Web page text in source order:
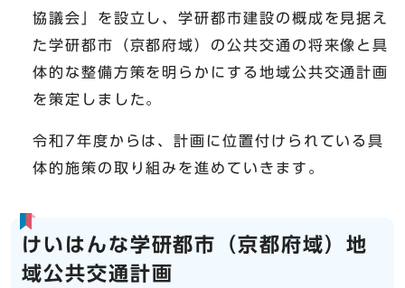
協議会」を設立し、学研都市建設の概成を見据え
た学研都市（京都府域）の公共交通の将来像と具
体的な整備方策を明らかにする地域公共交通計画
を策定しました。
令和7年度からは、計画に位置付けられている具
体的施策の取り組みを進めていきます。
けいはんな学研都市（京都府域）地
域公共交通計画